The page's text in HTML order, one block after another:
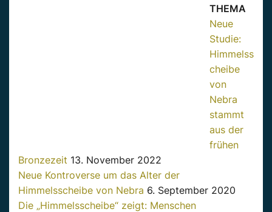
THEMA
Neue
Studie:
Himmelss
cheibe
von
Nebra
stammt
aus der
frühen
Bronzezeit 13. November 2022
Neue Kontroverse um das Alter der
Himmelsscheibe von Nebra 6. September 2020
Die „Himmelsscheibe“ zeigt: Menschen